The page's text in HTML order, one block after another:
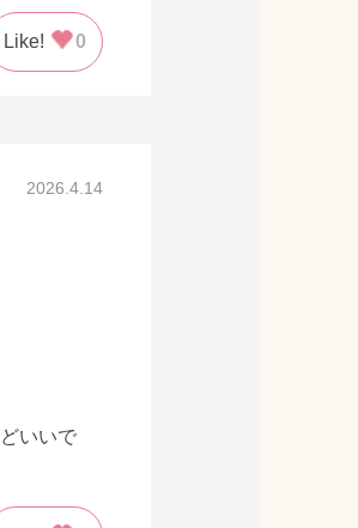
Like! 0
2026.4.14
いいで